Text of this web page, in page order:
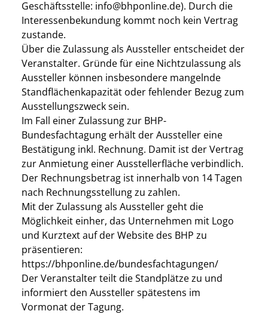
Geschäftsstelle: info@bhponline.de). Durch die
Interessenbekundung kommt noch kein Vertrag
zustande.
Über die Zulassung als Aussteller entscheidet der
Veranstalter. Gründe für eine Nichtzulassung als
Aussteller können insbesondere mangelnde
Standflächenkapazität oder fehlender Bezug zum
Ausstellungszweck sein.
Im Fall einer Zulassung zur BHP-
Bundesfachtagung erhält der Aussteller eine
Bestätigung inkl. Rechnung. Damit ist der Vertrag
zur Anmietung einer Ausstellerfläche verbindlich.
Der Rechnungsbetrag ist innerhalb von 14 Tagen
nach Rechnungsstellung zu zahlen.
Mit der Zulassung als Aussteller geht die
Möglichkeit einher, das Unternehmen mit Logo
und Kurztext auf der Website des BHP zu
präsentieren:
https://bhponline.de/bundesfachtagungen/
Der Veranstalter teilt die Standplätze zu und
informiert den Aussteller spätestens im
Vormonat der Tagung.